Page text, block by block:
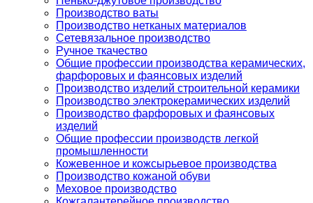
Производство ваты
Производство нетканых материалов
Сетевязальное производство
Ручное ткачество
Общие профессии производства керамических,
фарфоровых и фаянсовых изделий
Производство изделий строительной керамики
Производство электрокерамических изделий
Производство фарфоровых и фаянсовых
изделий
Общие профессии производств легкой
промышленности
Кожевенное и кожсырьевое производства
Производство кожаной обуви
Меховое производство